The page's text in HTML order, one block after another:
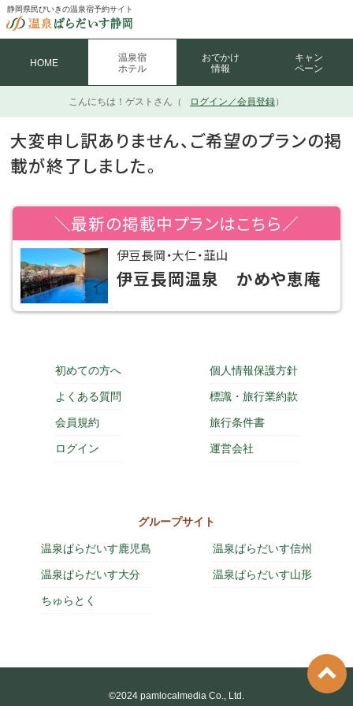
静岡県民びいきの温泉宿予約サイト
HOME
温泉宿
ホテル
おでかけ
情報
キャン
ペーン
こんにちは！ ゲストさん（ ログイン／会員登録）
大変申し訳ありません、ご希望のプランの掲
載が終了しました。
＼最新の掲載中プランはこちら／
伊豆長岡・大仁・韮山
伊豆長岡温泉 かめや恵庵
初めての方へ
よくある質問
会員規約
ログイン
個人情報保護方針
標識・旅行業約款
旅行条件書
運営会社
グループサイト
温泉ぱらだいす鹿児島
温泉ぱらだいす大分
ちゅらとく
温泉ぱらだいす信州
温泉ぱらだいす山形
©2024 pamlocalmedia Co., Ltd.